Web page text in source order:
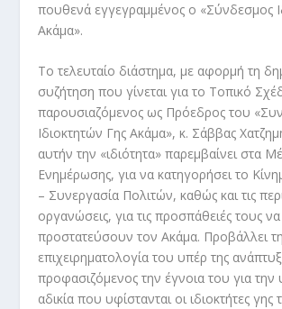
πουθενά εγγεγραμμένος ο «Σύνδεσμος
Ακάμα».
Το τελευταίο διάστημα, με αφορμή τη
συζήτηση που γίνεται για το Τοπικό
παρουσιαζόμενος ως Πρόεδρος του
Ιδιοκτητών Γης Ακάμα», κ. Σάββας
αυτήν την «ιδιότητα» παρεμβαίνει στα
Ενημέρωσης, για να κατηγορήσει το
– Συνεργασία Πολιτών, καθώς και τις
οργανώσεις, για τις προσπάθειές τους να
προστατεύσουν τον Ακάμα. Προβάλλει
επιχειρηματολογία του υπέρ της
προφασιζόμενος την έγνοια του για την
αδικία που υφίστανται οι ιδιοκτήτες